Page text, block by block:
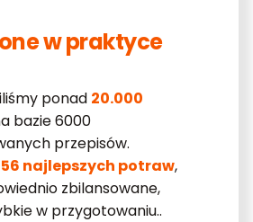
w praktyce
ponad 20.000
bazie 6000
przepisów.
najlepszych potraw,
zbilansowane,
w przygotowaniu..